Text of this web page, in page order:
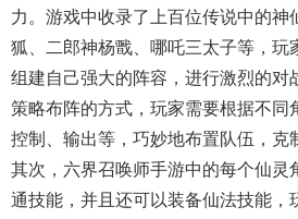
力。游戏中收录了上百位传说中的神
狐、二郎神杨戬、哪吒三太子等，玩
组建自己强大的阵容，进行激烈的对
策略布阵的方式，玩家需要根据不同
控制、输出等，巧妙地布置队伍，克
其次，六界召唤师手游中的每个仙灵
通技能，并且还可以装备仙法技能，